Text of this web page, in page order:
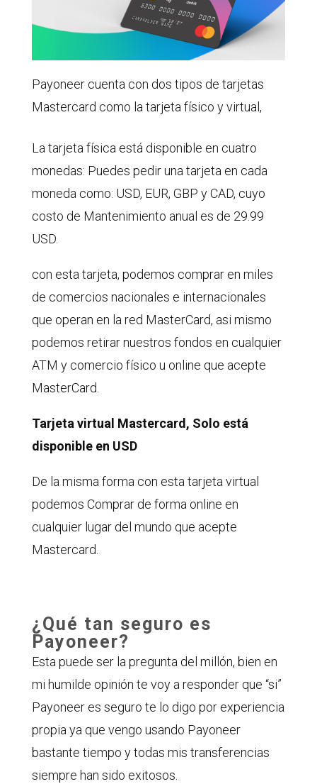
Payoneer cuenta con dos tipos de tarjetas
Mastercard como la tarjeta físico y virtual,
La tarjeta física está disponible en cuatro
monedas: Puedes pedir una tarjeta en cada
moneda como: USD, EUR, GBP y CAD, cuyo
costo de Mantenimiento anual es de 29.99
USD.
con esta tarjeta, podemos comprar en miles
de comercios nacionales e internacionales
que operan en la red MasterCard, asi mismo
podemos retirar nuestros fondos en cualquier
ATM y comercio físico u online que acepte
MasterCard.
Tarjeta virtual Mastercard, Solo está
disponible en USD
De la misma forma con esta tarjeta virtual
podemos Comprar de forma online en
cualquier lugar del mundo que acepte
Mastercard.
¿Qué tan seguro es
Payoneer?
Esta puede ser la pregunta del millón, bien en
mi humilde opinión te voy a responder que “si”
Payoneer es seguro te lo digo por experiencia
propia ya que vengo usando Payoneer
bastante tiempo y todas mis transferencias
siempre han sido exitosos.